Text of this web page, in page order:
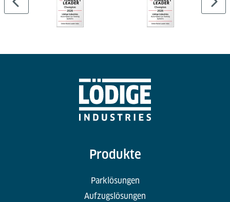
Produkte
Parklösungen
Aufzugslösungen